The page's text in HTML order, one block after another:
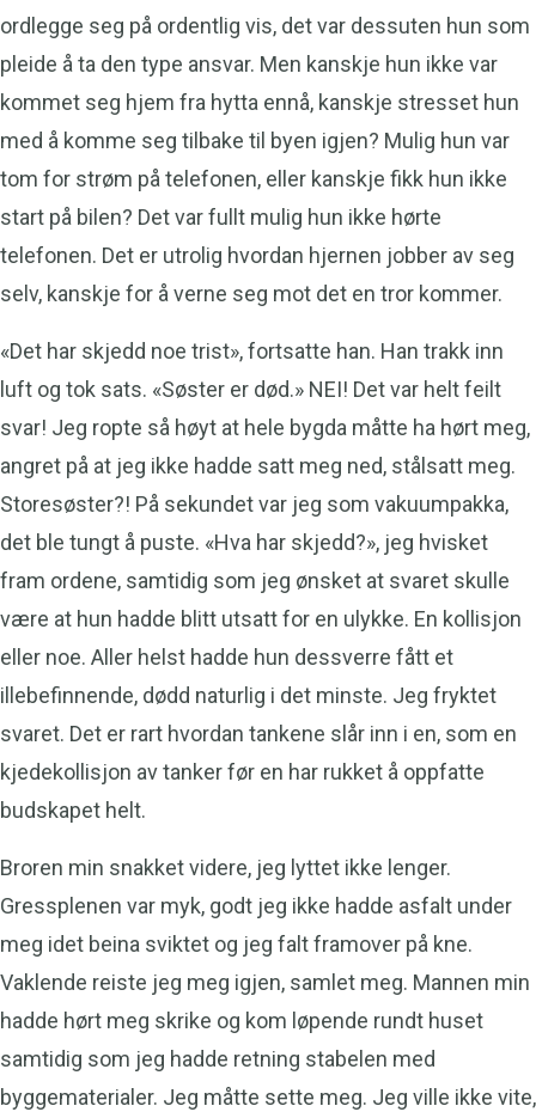
ordlegge seg på ordentlig vis, det var dessuten hun som
pleide å ta den type ansvar. Men kanskje hun ikke var
kommet seg hjem fra hytta ennå, kanskje stresset hun
med å komme seg tilbake til byen igjen? Mulig hun var
tom for strøm på telefonen, eller kanskje fikk hun ikke
start på bilen? Det var fullt mulig hun ikke hørte
telefonen. Det er utrolig hvordan hjernen jobber av seg
selv, kanskje for å verne seg mot det en tror kommer.
«Det har skjedd noe trist», fortsatte han. Han trakk inn
luft og tok sats. «Søster er død.» NEI! Det var helt feilt
svar! Jeg ropte så høyt at hele bygda måtte ha hørt meg,
angret på at jeg ikke hadde satt meg ned, stålsatt meg.
Storesøster?! På sekundet var jeg som vakuumpakka,
det ble tungt å puste. «Hva har skjedd?», jeg hvisket
fram ordene, samtidig som jeg ønsket at svaret skulle
være at hun hadde blitt utsatt for en ulykke. En kollisjon
eller noe. Aller helst hadde hun dessverre fått et
illebefinnende, dødd naturlig i det minste. Jeg fryktet
svaret. Det er rart hvordan tankene slår inn i en, som en
kjedekollisjon av tanker før en har rukket å oppfatte
budskapet helt.
Broren min snakket videre, jeg lyttet ikke lenger.
Gressplenen var myk, godt jeg ikke hadde asfalt under
meg idet beina sviktet og jeg falt framover på kne.
Vaklende reiste jeg meg igjen, samlet meg. Mannen min
hadde hørt meg skrike og kom løpende rundt huset
samtidig som jeg hadde retning stabelen med
byggematerialer. Jeg måtte sette meg. Jeg ville ikke vite,